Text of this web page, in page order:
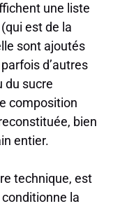
une liste
est de la
sont ajoutés
d’autres
du sucre
composition
bien
entier.
technique, est
la